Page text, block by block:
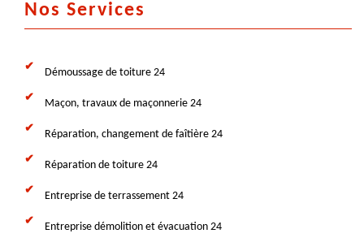
Nos Services
Démoussage de toiture 24
Maçon, travaux de maçonnerie 24
Réparation, changement de faîtière 24
Réparation de toiture 24
Entreprise de terrassement 24
Entreprise démolition et évacuation 24